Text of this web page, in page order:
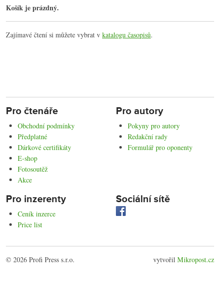
Košík je prázdný.
Zajímavé čtení si můžete vybrat v katalogu časopisů.
Pro čtenáře
Obchodní podmínky
Předplatné
Dárkové certifikáty
E-shop
Fotosoutěž
Akce
Pro autory
Pokyny pro autory
Redakční rady
Formulář pro oponenty
Pro inzerenty
Ceník inzerce
Price list
Sociální sítě
© 2026 Profi Press s.r.o. vytvořil Mikropost.cz